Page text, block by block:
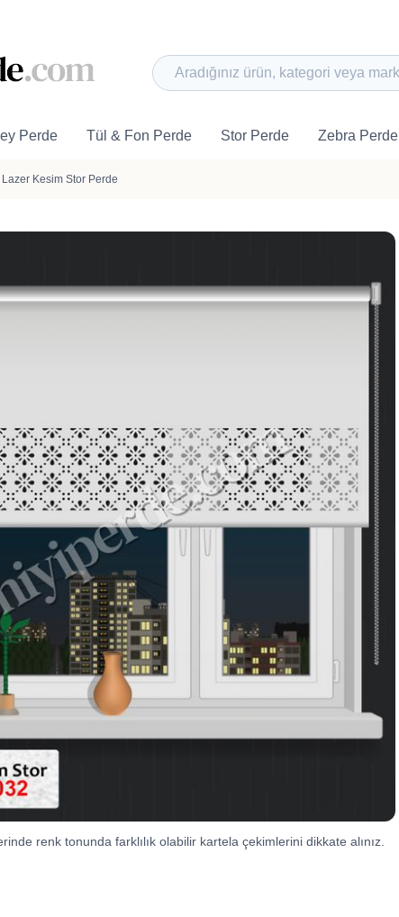
Perde Tül & Fon Perde Stor Perde Zebra Perde
Lazer Kesim Stor Perde
renk tonunda farklılık olabilir kartela çekimlerini dikkate alınız.